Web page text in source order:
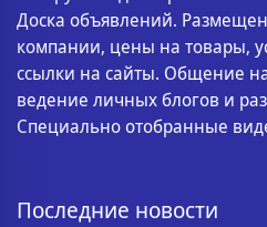
Доска объявлений.
компании, цены на товары,
ссылки на сайты. Общение
ведение личных блогов и
Специально отобранные
Последние новости